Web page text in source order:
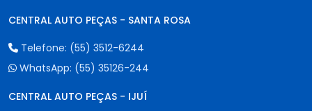
CENTRAL AUTO PEÇAS - SANTA ROSA
Telefone: (55) 3512-6244
WhatsApp: (55) 35126-244
CENTRAL AUTO PEÇAS - IJUÍ